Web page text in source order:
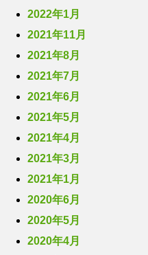
2022年1月
2021年11月
2021年8月
2021年7月
2021年6月
2021年5月
2021年4月
2021年3月
2021年1月
2020年6月
2020年5月
2020年4月